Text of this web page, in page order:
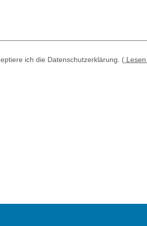
ich die Datenschutzerklärung. (